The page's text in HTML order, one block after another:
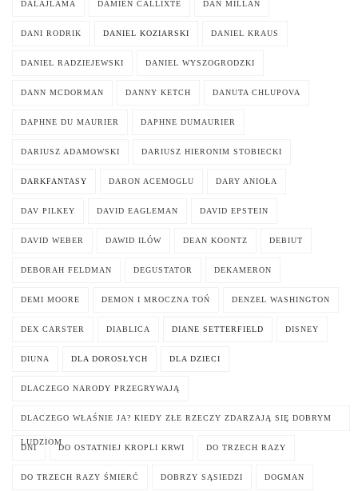
DALAJLAMA DAMIEN CALLIXTE DAN MILLAN
DANI RODRIK DANIEL KOZIARSKI DANIEL KRAUS
DANIEL RADZIEJEWSKI DANIEL WYSZOGRODZKI
DANN MCDORMAN DANNY KETCH DANUTA CHLUPOVA
DAPHNE DU MAURIER DAPHNE DUMAURIER
DARIUSZ ADAMOWSKI DARIUSZ HIERONIM STOBIECKI
DARKFANTASY DARON ACEMOGLU DARY ANIOŁA
DAV PILKEY DAVID EAGLEMAN DAVID EPSTEIN
DAVID WEBER DAWID ILÓW DEAN KOONTZ DEBIUT
DEBORAH FELDMAN DEGUSTATOR DEKAMERON
DEMI MOORE DEMON I MROCZNA TOŃ DENZEL WASHINGTON
DEX CARSTER DIABLICA DIANE SETTERFIELD DISNEY
DIUNA DLA DOROSŁYCH DLA DZIECI
DLACZEGO NARODY PRZEGRYWAJĄ
DLACZEGO WŁAŚNIE JA? KIEDY ZŁE RZECZY ZDARZAJĄ SIĘ DOBRYM
LUDZIOM
DNI DO OSTATNIEJ KROPLI KRWI DO TRZECH RAZY
DO TRZECH RAZY ŚMIERĆ DOBRZY SĄSIEDZI DOGMAN